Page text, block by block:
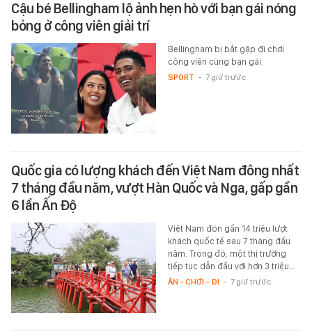
Cậu bé Bellingham lộ ảnh hẹn hò với bạn gái nóng
bỏng ở công viên giải trí
Bellingham bị bắt gặp đi chơi
công viên cùng bạn gái.
SPORT - 7 giờ trước
Quốc gia có lượng khách đến Việt Nam đông nhất
7 tháng đầu năm, vượt Hàn Quốc và Nga, gấp gần
6 lần Ấn Độ
Việt Nam đón gần 14 triệu lượt
khách quốc tế sau 7 tháng đầu
năm. Trong đó, một thị trường
tiếp tục dẫn đầu với hơn 3 triệu…
ĂN - CHƠI - ĐI - 7 giờ trước